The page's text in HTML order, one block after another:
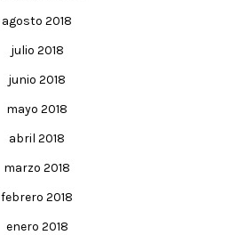
agosto 2018
julio 2018
junio 2018
mayo 2018
abril 2018
marzo 2018
febrero 2018
enero 2018